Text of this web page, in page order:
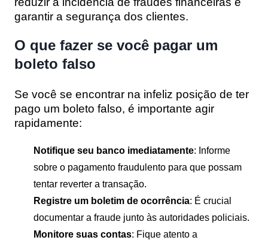
garantir a segurança dos clientes.
O que fazer se você pagar um
boleto falso
Se você se encontrar na infeliz posição de ter
pago um boleto falso, é importante agir
rapidamente:
Notifique seu banco imediatamente: Informe
sobre o pagamento fraudulento para que possam
tentar reverter a transação.
Registre um boletim de ocorrência: É crucial
documentar a fraude junto às autoridades policiais.
Monitore suas contas: Fique atento a